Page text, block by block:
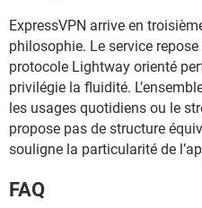
ExpressVPN arrive en
philosophie. Le service
protocole Lightway orienté
privilégie la fluidité.
les usages quotidiens ou le
propose pas de structure
souligne la particularité de
FAQ